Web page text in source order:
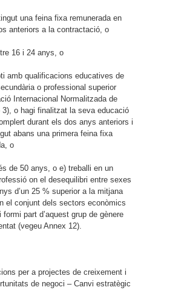
una feina fixa remunerada en
anteriors a la contractació, o
16 i 24 anys, o
amb qualificacions educatives de
o professional superior
Internacional Normalitzada de
3), o hagi finalitzat la seva educació
durant els dos anys anteriors i
abans una primera feina fixa
o
de 50 anys, o e) treballi en un
on el desequilibri entre sexes
d’un 25 % superior a la mitjana
el conjunt dels sectors econòmics
formi part d’aquest grup de gènere
(vegeu Annex 12).
per a projectes de creixement i
de negoci – Canvi estratègic